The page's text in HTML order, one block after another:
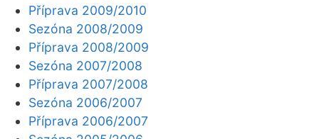
Příprava 2009/2010
Sezóna 2008/2009
Příprava 2008/2009
Sezóna 2007/2008
Příprava 2007/2008
Sezóna 2006/2007
Příprava 2006/2007